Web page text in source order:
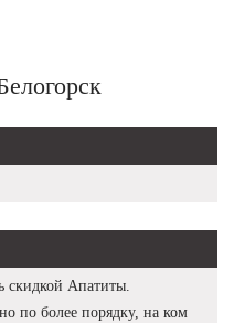
скидкой Апатиты.
по более порядку, на ком